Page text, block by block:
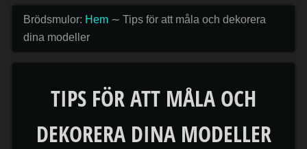
Brödsmulor: Hem ∼ Tips för att måla och dekorera
dina modeller
TIPS FÖR ATT MÅLA OCH
DEKORERA DINA MODELLER